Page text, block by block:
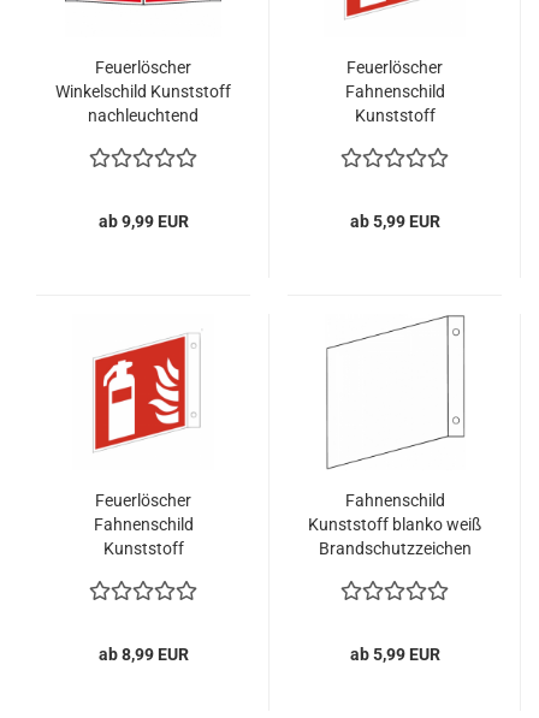
Feuerlöscher
Winkelschild Kunststoff
nachleuchtend
ab 9,99 EUR
Feuerlöscher
Fahnenschild
Kunststoff
ab 5,99 EUR
Feuerlöscher
Fahnenschild
Kunststoff
ab 8,99 EUR
Fahnenschild
Kunststoff blanko weiß
Brandschutzzeichen
ab 5,99 EUR